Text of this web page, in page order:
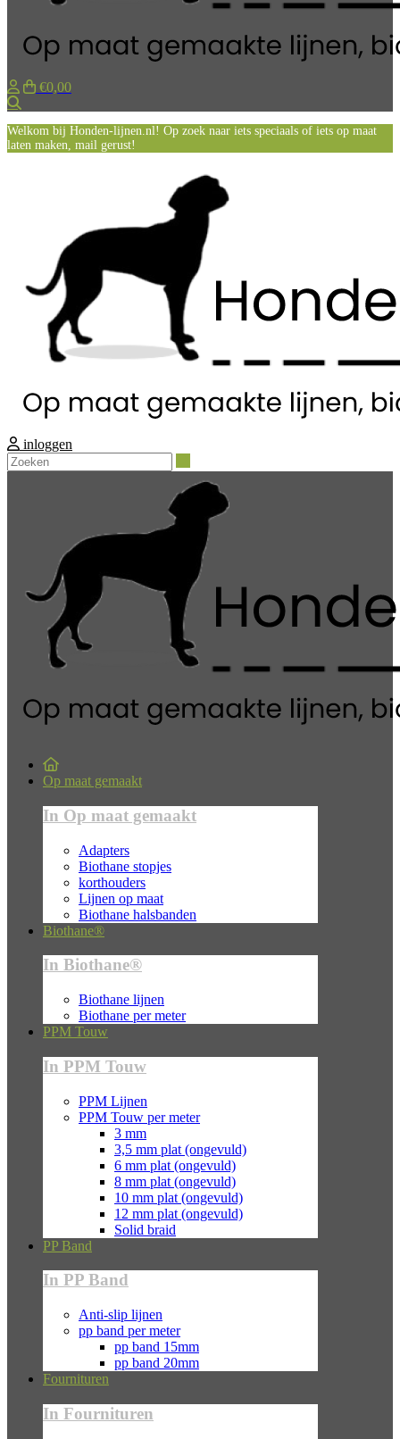
€0,00
Welkom bij Honden-lijnen.nl! Op zoek naar iets speciaals of iets op maat
laten maken, mail gerust!
inloggen
Op maat gemaakt
In Op maat gemaakt
Adapters
Biothane stopjes
korthouders
Lijnen op maat
Biothane halsbanden
Biothane®
In Biothane®
Biothane lijnen
Biothane per meter
PPM Touw
In PPM Touw
PPM Lijnen
PPM Touw per meter
3 mm
3,5 mm plat (ongevuld)
6 mm plat (ongevuld)
8 mm plat (ongevuld)
10 mm plat (ongevuld)
12 mm plat (ongevuld)
Solid braid
PP Band
In PP Band
Anti-slip lijnen
pp band per meter
pp band 15mm
pp band 20mm
Fournituren
In Fournituren